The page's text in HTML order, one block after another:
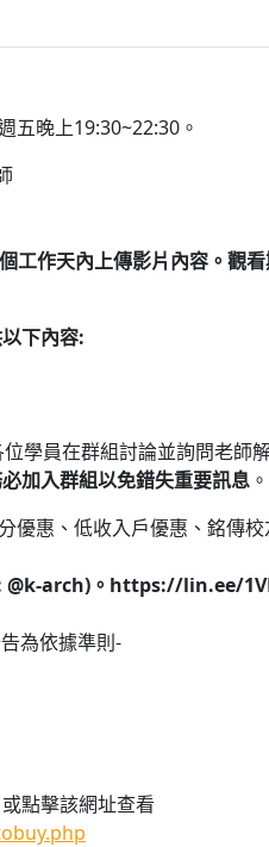
五晚上19:30~22:30。
工作天內上傳影片內容。 觀
下內容:
學員在群組討論並詢問老師
加入群組以免錯失重要訊息 。
優惠、低收入戶優惠、銘傳
@k-arch)。https://lin.ee/
為依據準則-
點擊該網址查看